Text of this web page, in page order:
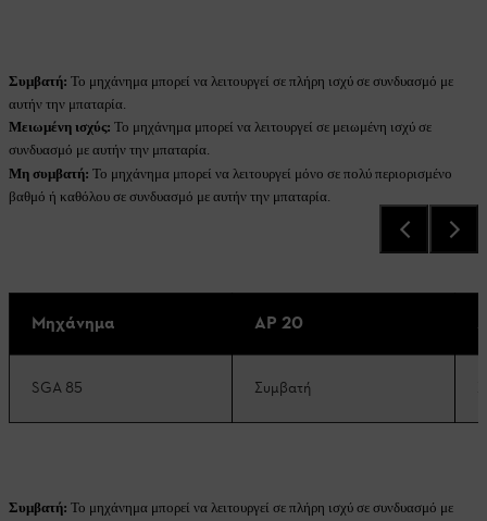
Συμβατή: Το μηχάνημα μπορεί να λειτουργεί σε πλήρη ισχύ σε συνδυασμό με
αυτήν την μπαταρία.
Μειωμένη ισχύς: Το μηχάνημα μπορεί να λειτουργεί σε μειωμένη ισχύ σε
συνδυασμό με αυτήν την μπαταρία.
Μη συμβατή: Το μηχάνημα μπορεί να λειτουργεί μόνο σε πολύ περιορισμένο
βαθμό ή καθόλου σε συνδυασμό με αυτήν την μπαταρία.
Μηχάνημα AP 20
SGA 85 Συμβατή
Συμβατή: Το μηχάνημα μπορεί να λειτουργεί σε πλήρη ισχύ σε συνδυασμό με